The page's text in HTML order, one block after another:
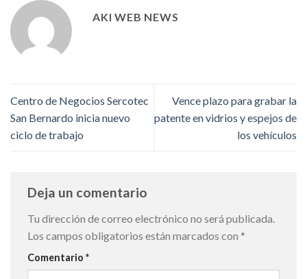
AKI WEB NEWS
Centro de Negocios Sercotec
San Bernardo inicia nuevo
ciclo de trabajo
Vence plazo para grabar la
patente en vidrios y espejos de
los vehículos
Deja un comentario
Tu dirección de correo electrónico no será publicada.
Los campos obligatorios están marcados con *
Comentario *